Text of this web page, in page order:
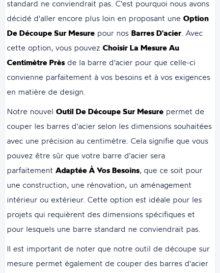
standard ne conviendrait pas. C'est pourquoi nous avons
décidé d'aller encore plus loin en proposant uneOption
De Découpe Sur Mesure pour nos Barres D'acier . Avec
cette option, vous pouvezChoisir La Mesure Au
Centimètre Près de la barre d'acier pour que celle-ci
convienne parfaitement à vos besoins et à vos exigences
en matière de design.
Notre nouvelOutil De Découpe Sur Mesure permet de
couper les barres d'acier selon les dimensions souhaitées
avec une précision au centimètre. Cela signifie que vous
pouvez être sûr que votre barre d'acier sera
parfaitementAdaptée À Vos Besoins, que ce soit pour
une construction, une rénovation, un aménagement
intérieur ou extérieur. Cette option est idéale pour les
projets qui requièrent des dimensions spécifiques et
pour lesquels une barre standard ne conviendrait pas.
Il est important de noter que notre outil de découpe sur
mesure permet également de couper des barres d'acier